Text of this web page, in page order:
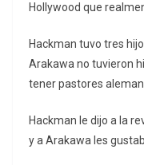
Hollywood que
Hackman tuvo tres
Arakawa no tuvieron
tener pastores
Hackman le dijo a la
y a Arakawa les